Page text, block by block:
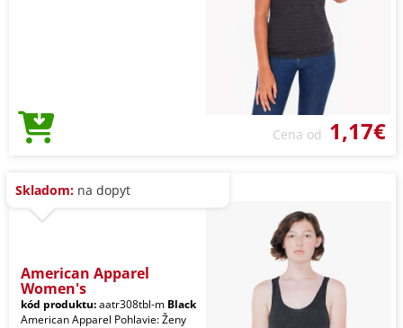
Cena od 1,17€
Skladom: na dopyt
American Apparel
Women's
kód produktu:aatr308tbl-m Black
American Apparel Pohlavie: Ženy